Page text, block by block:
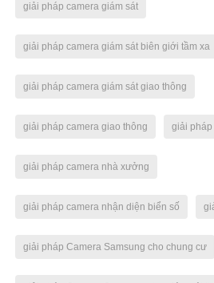
giải pháp camera giám sát
giải pháp camera giám sát biên giới tầm xa
giải pháp camera giám sát giao thông
giải pháp camera giao thông giải pháp
giải pháp camera nhà xưởng
giải pháp camera nhận diện biển số
giải pháp Camera Samsung cho chung cư